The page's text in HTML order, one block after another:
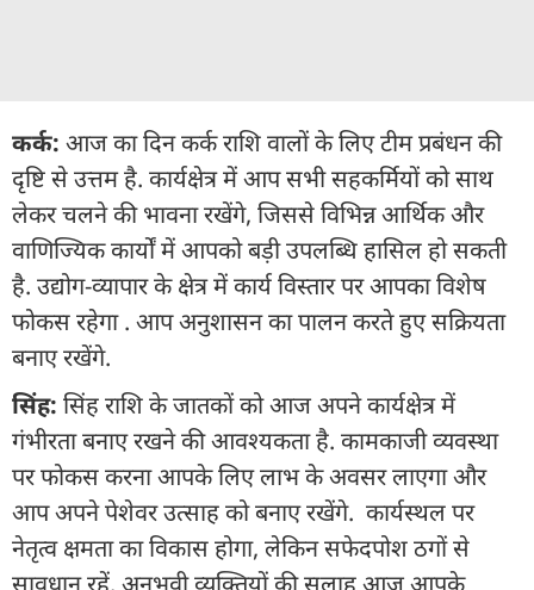
कर्क: आज का दिन कर्क राशि वालों के लिए टीम प्रबंधन की
दृष्टि से उत्तम है. कार्यक्षेत्र में आप सभी सहकर्मियों को साथ
लेकर चलने की भावना रखेंगे, जिससे विभिन्न आर्थिक और
वाणिज्यिक कार्यों में आपको बड़ी उपलब्धि हासिल हो सकती
है. उद्योग-व्यापार के क्षेत्र में कार्य विस्तार पर आपका विशेष
फोकस रहेगा . आप अनुशासन का पालन करते हुए सक्रियता
बनाए रखेंगे.
सिंह: सिंह राशि के जातकों को आज अपने कार्यक्षेत्र में
गंभीरता बनाए रखने की आवश्यकता है. कामकाजी व्यवस्था
पर फोकस करना आपके लिए लाभ के अवसर लाएगा और
आप अपने पेशेवर उत्साह को बनाए रखेंगे. कार्यस्थल पर
नेतृत्व क्षमता का विकास होगा, लेकिन सफेदपोश ठगों से
सावधान रहें. अनुभवी व्यक्तियों की सलाह आज आपके